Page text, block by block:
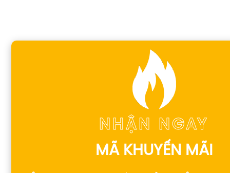
NHẬN NGAY
MÃ KHUYẾN MÃI